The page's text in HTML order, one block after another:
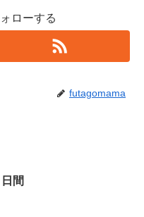
ローする
futagomama
間